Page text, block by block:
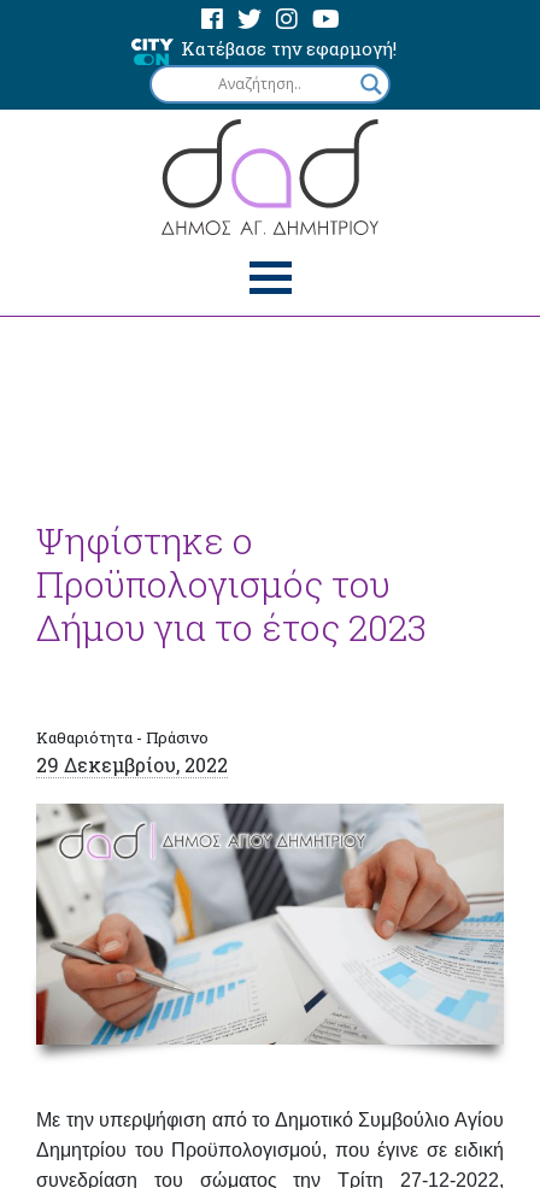
Κατέβασε την εφαρμογή!
Ψηφίστηκε ο
Προϋπολογισμός του
Δήμου για το έτος 2023
Καθαριότητα - Πράσινο
29 Δεκεμβρίου, 2022
Με την υπερψήφιση από το Δημοτικό Συμβούλιο Αγίου
Δημητρίου του Προϋπολογισμού, που έγινε σε ειδική
συνεδρίαση του σώματος την Τρίτη 27-12-2022,